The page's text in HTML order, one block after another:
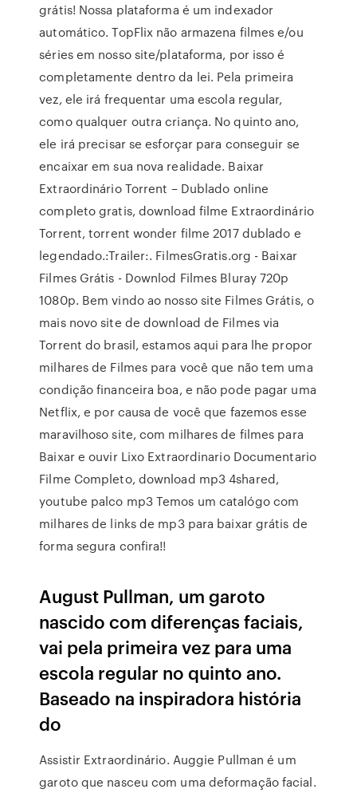
grátis! Nossa plataforma é um indexador
automático. TopFlix não armazena filmes e/ou
séries em nosso site/plataforma, por isso é
completamente dentro da lei. Pela primeira
vez, ele irá frequentar uma escola regular,
como qualquer outra criança. No quinto ano,
ele irá precisar se esforçar para conseguir se
encaixar em sua nova realidade. Baixar
Extraordinário Torrent – Dublado online
completo gratis, download filme Extraordinário
Torrent, torrent wonder filme 2017 dublado e
legendado.:Trailer:. FilmesGratis.org - Baixar
Filmes Grátis - Downlod Filmes Bluray 720p
1080p. Bem vindo ao nosso site Filmes Grátis, o
mais novo site de download de Filmes via
Torrent do brasil, estamos aqui para lhe propor
milhares de Filmes para você que não tem uma
condição financeira boa, e não pode pagar uma
Netflix, e por causa de você que fazemos esse
maravilhoso site, com milhares de filmes para
Baixar e ouvir Lixo Extraordinario Documentario
Filme Completo, download mp3 4shared,
youtube palco mp3 Temos um catalógo com
milhares de links de mp3 para baixar grátis de
forma segura confira!!
August Pullman, um garoto
nascido com diferenças faciais,
vai pela primeira vez para uma
escola regular no quinto ano.
Baseado na inspiradora história
do
Assistir Extraordinário. Auggie Pullman é um
garoto que nasceu com uma deformação facial.